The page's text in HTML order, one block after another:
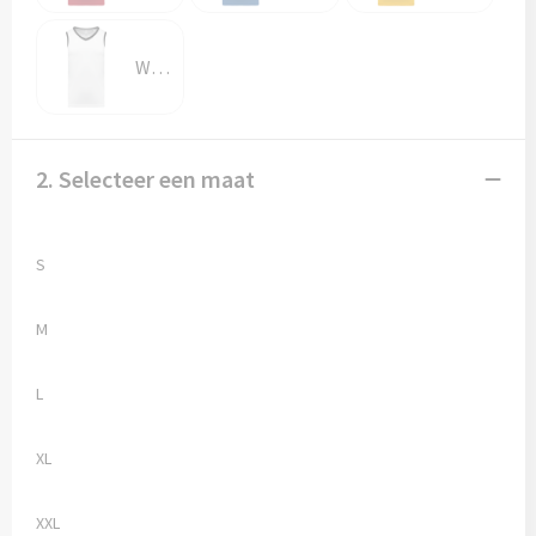
White / Black
2. Selecteer een maat
S
M
L
XL
XXL